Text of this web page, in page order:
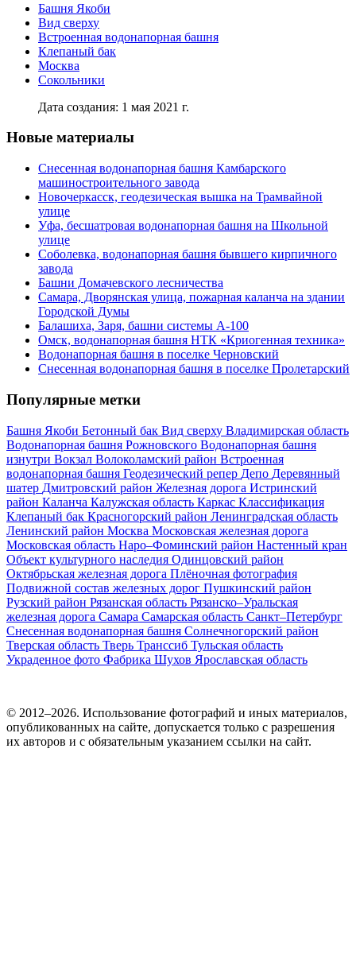
Башня Якоби
Вид сверху
Встроенная водонапорная башня
Клепаный бак
Москва
Сокольники
Дата создания: 1 мая 2021 г.
Новые материалы
Снесенная водонапорная башня Камбарского
машиностроительного завода
Новочеркасск, геодезическая вышка на Трамвайной
улице
Уфа, бесшатровая водонапорная башня на Школьной
улице
Соболевка, водонапорная башня бывшего кирпичного
завода
Башни Домачевского лесничества
Самара, Дворянская улица, пожарная каланча на здании
Городской Думы
Балашиха, Заря, башни системы А-100
Омск, водонапорная башня НТК «Криогенная техника»
Водонапорная башня в поселке Черновский
Снесенная водонапорная башня в поселке Пролетарский
Популярные метки
Башня Якоби Бетонный бак Вид сверху Владимирская область
Водонапорная башня Рожновского Водонапорная башня
изнутри Вокзал Волоколамский район Встроенная
водонапорная башня Геодезический репер Депо Деревянный
шатер Дмитровский район Железная дорога Истринский
район Каланча Калужская область Каркас Классификация
Клепаный бак Красногорский район Ленинградская область
Ленинский район Москва Московская железная дорога
Московская область Наро–Фоминский район Настенный кран
Объект культурного наследия Одинцовский район
Октябрьская железная дорога Плёночная фотография
Подвижной состав железных дорог Пушкинский район
Рузский район Рязанская область Рязанско–Уральская
железная дорога Самара Самарская область Санкт–Петербург
Снесенная водонапорная башня Солнечногорский район
Тверская область Тверь Транссиб Тульская область
Украденное фото Фабрика Шухов Ярославская область
© 2012–2026. Использование фотографий и иных материалов,
опубликованных на сайте, допускается только с разрешения
их авторов и c обязательным указанием ссылки на сайт.